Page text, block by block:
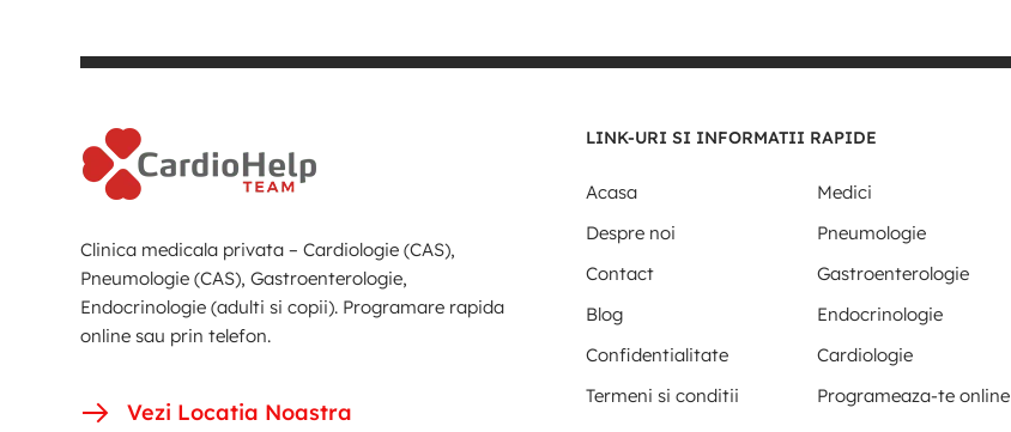
Clinica medicala privata – Cardiologie (CAS),
Pneumologie (CAS), Gastroenterologie,
Endocrinologie (adulti si copii). Programare rapida
online sau prin telefon.
Vezi Locatia Noastra
LINK-URI SI INFORMATII RAPIDE
Acasa
Medici
Despre noi
Pneumologie
Contact
Gastroenterologie
Blog
Endocrinologie
Confidentialitate
Cardiologie
Termeni si conditii
Programeaza-te online